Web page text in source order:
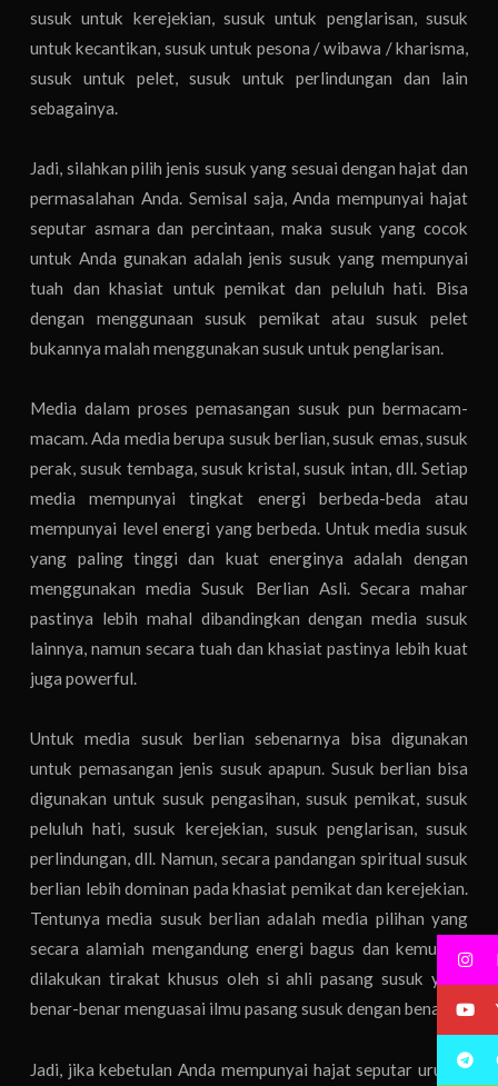
susuk untuk kerejekian, susuk untuk penglarisan, susuk
untuk kecantikan, susuk untuk pesona / wibawa / kharisma,
susuk untuk pelet, susuk untuk perlindungan dan lain
sebagainya.
Jadi, silahkan pilih jenis susuk yang sesuai dengan hajat dan
permasalahan Anda. Semisal saja, Anda mempunyai hajat
seputar asmara dan percintaan, maka susuk yang cocok
untuk Anda gunakan adalah jenis susuk yang mempunyai
tuah dan khasiat untuk pemikat dan peluluh hati. Bisa
dengan menggunaan susuk pemikat atau susuk pelet
bukannya malah menggunakan susuk untuk penglarisan.
Media dalam proses pemasangan susuk pun bermacam-
macam. Ada media berupa susuk berlian, susuk emas, susuk
perak, susuk tembaga, susuk kristal, susuk intan, dll. Setiap
media mempunyai tingkat energi berbeda-beda atau
mempunyai level energi yang berbeda. Untuk media susuk
yang paling tinggi dan kuat energinya adalah dengan
menggunakan media Susuk Berlian Asli. Secara mahar
pastinya lebih mahal dibandingkan dengan media susuk
lainnya, namun secara tuah dan khasiat pastinya lebih kuat
juga powerful.
Untuk media susuk berlian sebenarnya bisa digunakan
untuk pemasangan jenis susuk apapun. Susuk berlian bisa
digunakan untuk susuk pengasihan, susuk pemikat, susuk
peluluh hati, susuk kerejekian, susuk penglarisan, susuk
perlindungan, dll. Namun, secara pandangan spiritual susuk
berlian lebih dominan pada khasiat pemikat dan kerejekian.
Tentunya media susuk berlian adalah media pilihan yang
secara alamiah mengandung energi bagus dan kemudian
dilakukan tirakat khusus oleh si ahli pasang susuk yang
benar-benar menguasai ilmu pasang susuk dengan benar.
Jadi, jika kebetulan Anda mempunyai hajat seputar urusan